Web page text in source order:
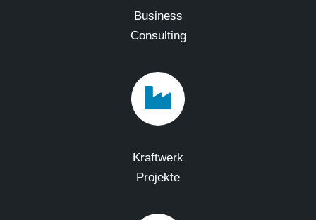
Business
Consulting
Kraftwerk
Projekte